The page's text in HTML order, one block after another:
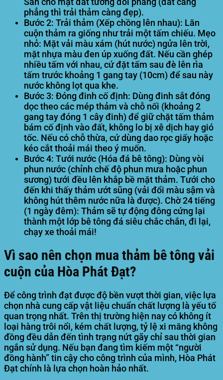
phẳng thì trải thảm càng đẹp).
Bước 2: Trải thảm (Xếp chồng lên nhau): Lăn
cuộn thảm ra giống như trải một tấm chiếu. Mẹo
nhỏ: Mặt vải màu xám (hút nước) ngửa lên trời,
mặt nhựa màu đen úp xuống đất. Nếu cần ghép
nhiều tấm với nhau, cứ đặt tấm sau đè lên rìa
tấm trước khoảng 1 gang tay (10cm) để sau này
nước không lọt qua khe.
Bước 3: Đóng đinh cố định: Dùng đinh sắt đóng
dọc theo các mép thảm và chỗ nối (khoảng 2
gang tay đóng 1 cây đinh) để giữ chặt tấm thảm
bám cố định vào đất, không lo bị xê dịch hay gió
tốc. Nếu có chỗ thừa, cứ dùng dao rọc giấy hoặc
kéo cắt thoải mái theo ý muốn.
Bước 4: Tưới nước (Hóa đá bê tông): Dùng vòi
phun nước (chỉnh chế độ phun mưa hoặc phun
sương) tưới đều lên khắp bề mặt thảm. Tưới cho
đến khi thấy thảm ướt sũng (vải đổi màu sậm và
không hút thêm nước nữa là được). Chờ 24 tiếng
(1 ngày đêm): Thảm sẽ tự động đông cứng lại
thành một lớp bê tông đá siêu chắc chắn, đi lại,
chạy xe thoải mái!
Vì sao nên chọn mua thảm bê tông vải
cuộn của Hòa Phát Đạt?
Để công trình đạt được độ bền vượt thời gian, việc lựa
chọn nhà cung cấp vật liệu chuẩn chất lượng là yếu tố
quan trọng nhất. Trên thị trường hiện nay có không ít
loại hàng trôi nổi, kém chất lượng, tỷ lệ xi măng không
đồng đều dẫn đến tình trạng nứt gãy chỉ sau thời gian
ngắn sử dụng. Nếu bạn đang tìm kiếm một “người
đồng hành” tin cậy cho công trình của mình, Hòa Phát
Đạtchính là lựa chọn hoàn hảo nhất.